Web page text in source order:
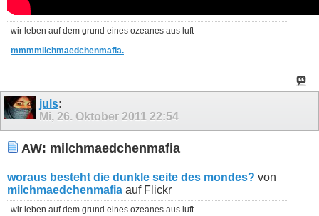
wir leben auf dem grund eines ozeanes aus luft
mmmmilchmaedchenmafia.
juls:
Mi, 26. Oktober 2011 22:54
AW: milchmaedchenmafia
woraus besteht die dunkle seite des mondes? von
milchmaedchenmafia auf Flickr
wir leben auf dem grund eines ozeanes aus luft